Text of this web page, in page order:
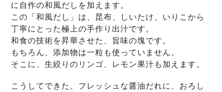
に自作の和風だしを加えます。
この「和風だし」は、昆布、しいたけ、いりこから
丁寧にとった極上の手作り出汁です。
和食の技術を昇華させた、旨味の塊です。
もちろん、添加物は一粒も使っていません。
そこに、生絞りのリンゴ、レモン果汁も加えます。
こうしてできた、フレッシュな醤油だれに、おろし